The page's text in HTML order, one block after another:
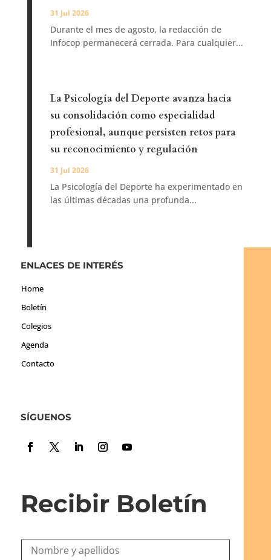
31 Jul 2026
Durante el mes de agosto, la redacción de
Infocop permanecerá cerrada. Para cualquier...
La Psicología del Deporte avanza hacia
su consolidación como especialidad
profesional, aunque persisten retos para
su reconocimiento y regulación
31 Jul 2026
La Psicología del Deporte ha experimentado en
las últimas décadas una profunda...
ENLACES DE INTERÉS
Home
Boletín
Colegios
Agenda
Contacto
SÍGUENOS
Recibir Boletín
N